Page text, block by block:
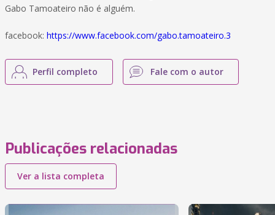
Gabo Tamoateiro não é alguém.
facebook: https://www.facebook.com/gabo.tamoateiro.3
Perfil completo Fale com o autor
Publicações relacionadas
Ver a lista completa